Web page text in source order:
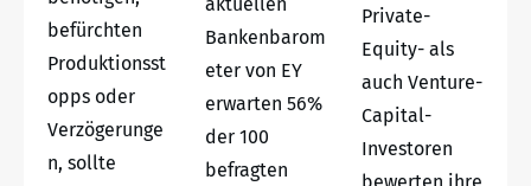
befürchten
Produktionsst
opps oder
Verzögerunge
n, sollte
Bankenbarom
eter von EY
erwarten 56%
der 100
befragten
Private-
Equity- als
auch Venture-
Capital-
Investoren
bewerten ihre